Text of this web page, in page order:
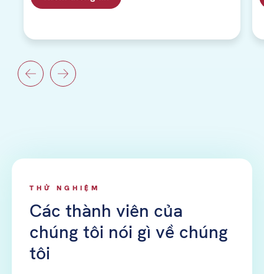
THỬ NGHIỆM
Các thành viên của
chúng tôi nói gì về chúng
tôi